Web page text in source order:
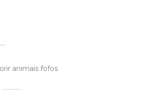
animais fofos